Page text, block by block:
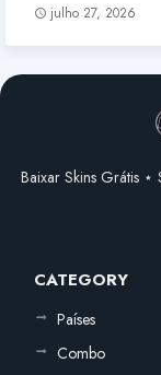
julho 27, 2026
Baixar Skins Grátis ⋆
CATEGORY
Países
Combo